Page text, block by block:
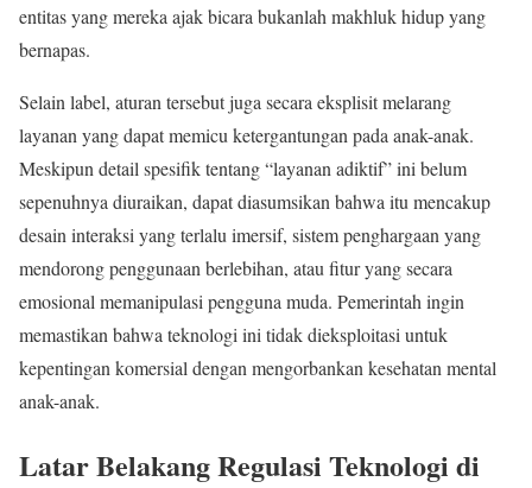
entitas yang mereka ajak bicara bukanlah makhluk hidup yang
bernapas.
Selain label, aturan tersebut juga secara eksplisit melarang
layanan yang dapat memicu ketergantungan pada anak-anak.
Meskipun detail spesifik tentang “layanan adiktif” ini belum
sepenuhnya diuraikan, dapat diasumsikan bahwa itu mencakup
desain interaksi yang terlalu imersif, sistem penghargaan yang
mendorong penggunaan berlebihan, atau fitur yang secara
emosional memanipulasi pengguna muda. Pemerintah ingin
memastikan bahwa teknologi ini tidak dieksploitasi untuk
kepentingan komersial dengan mengorbankan kesehatan mental
anak-anak.
Latar Belakang Regulasi Teknologi di